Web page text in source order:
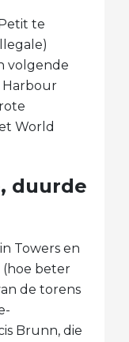
te
volgende
Harbour
World
duurde
Towers en
(hoe beter
de torens
Brunn, die